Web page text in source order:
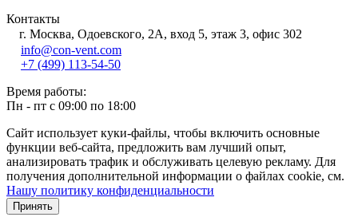
Контакты
г. Москва, Одоевского, 2А, вход 5, этаж 3, офис 302
info@con-vent.com
+7 (499) 113-54-50
Время работы:
Пн - пт с 09:00 по 18:00
Сайт использует куки-файлы, чтобы включить основные
функции веб-сайта, предложить вам лучший опыт,
анализировать трафик и обслуживать целевую рекламу. Для
получения дополнительной информации о файлах cookie, см.
Нашу политику конфиденциальности
Принять